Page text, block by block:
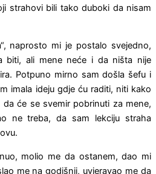
strahovi bili tako duboki da nisam
naprosto mi je postalo svejedno,
biti, ali mene neće i da ništa nije
Potpuno mirno sam došla šefu i
imala ideju gdje ću raditi, niti kako
će se svemir pobrinuti za mene,
ne treba, da sam lekciju straha
molio me da ostanem, dao mi
me na godišnji, uvjeravao me da